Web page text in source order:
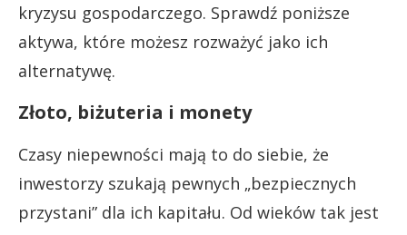
kryzysu gospodarczego. Sprawdź poniższe
aktywa, które możesz rozważyć jako ich
alternatywę.
Złoto, biżuteria i monety
Czasy niepewności mają to do siebie, że
inwestorzy szukają pewnych „bezpiecznych
przystani” dla ich kapitału. Od wieków tak jest